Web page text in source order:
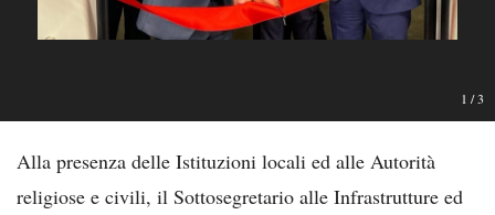
1 /3
Alla presenza delle Istituzioni locali ed alle Autorità
religiose e civili, il Sottosegretario alle Infrastrutture ed